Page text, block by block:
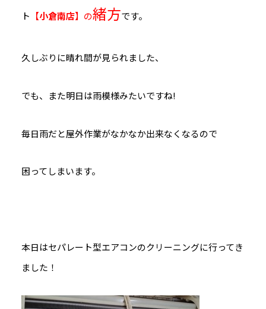
ト 【小倉南店】の緒方です。
久しぶりに晴れ間が見られました、
でも、また明日は雨模様みたいですね!
毎日雨だと屋外作業がなかなか出来なくなるので
困ってしまいます。
本日はセパレート型エアコンのクリーニングに行ってき
ました！